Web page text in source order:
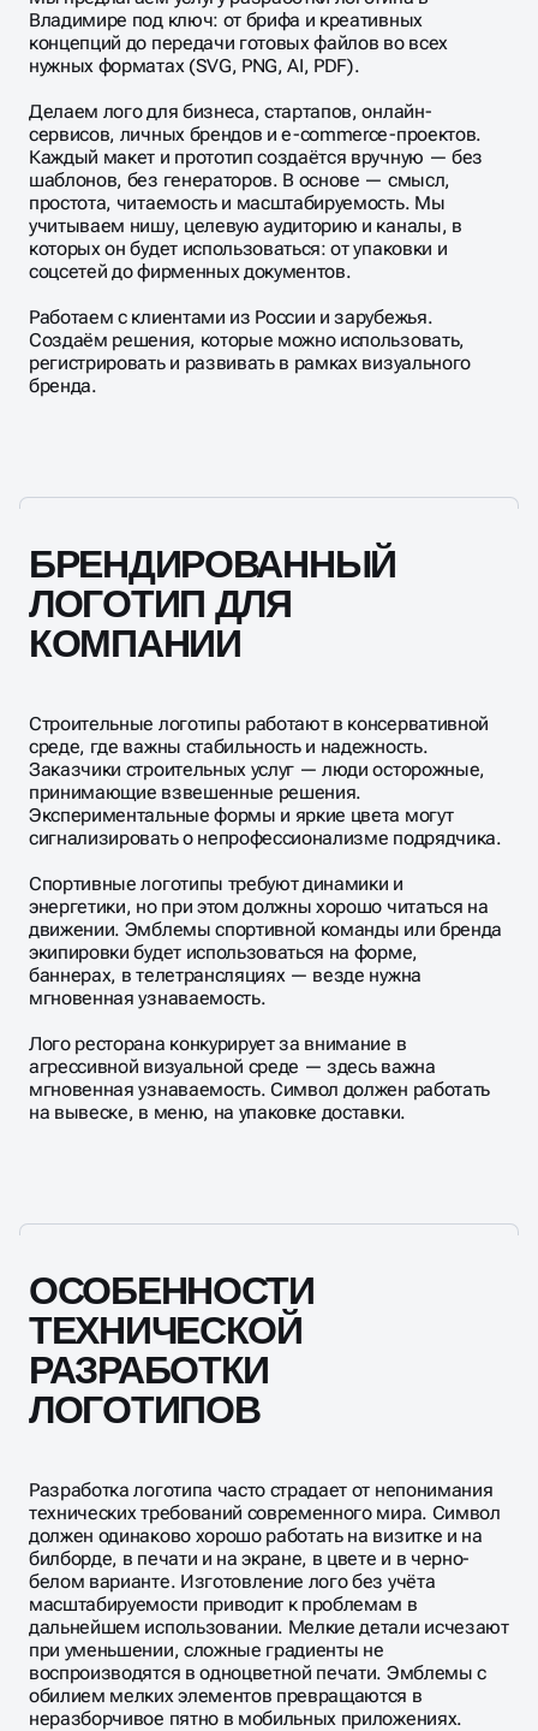
Владимире под ключ: от брифа и креативных
концепций до передачи готовых файлов во всех
нужных форматах (SVG, PNG, AI, PDF).
Делаем лого для бизнеса, стартапов, онлайн-
сервисов, личных брендов и e-commerce-проектов.
Каждый макет и прототип создаётся вручную — без
шаблонов, без генераторов. В основе — смысл,
простота, читаемость и масштабируемость. Мы
учитываем нишу, целевую аудиторию и каналы, в
которых он будет использоваться: от упаковки и
соцсетей до фирменных документов.
Работаем с клиентами из России и зарубежья.
Создаём решения, которые можно использовать,
регистрировать и развивать в рамках визуального
бренда.
БРЕНДИРОВАННЫЙ
ЛОГОТИП ДЛЯ
КОМПАНИИ
Строительные логотипы работают в консервативной
среде, где важны стабильность и надежность.
Заказчики строительных услуг — люди осторожные,
принимающие взвешенные решения.
Экспериментальные формы и яркие цвета могут
сигнализировать о непрофессионализме подрядчика.
Спортивные логотипы требуют динамики и
энергетики, но при этом должны хорошо читаться на
движении. Эмблемы спортивной команды или бренда
экипировки будет использоваться на форме,
баннерах, в телетрансляциях — везде нужна
мгновенная узнаваемость.
Лого ресторана конкурирует за внимание в
агрессивной визуальной среде — здесь важна
мгновенная узнаваемость. Символ должен работать
на вывеске, в меню, на упаковке доставки.
ОСОБЕННОСТИ
ТЕХНИЧЕСКОЙ
РАЗРАБОТКИ
ЛОГОТИПОВ
Разработка логотипа часто страдает от непонимания
технических требований современного мира. Символ
должен одинаково хорошо работать на визитке и на
билборде, в печати и на экране, в цвете и в черно-
белом варианте. Изготовление лого без учёта
масштабируемости приводит к проблемам в
дальнейшем использовании. Мелкие детали исчезают
при уменьшении, сложные градиенты не
воспроизводятся в одноцветной печати. Эмблемы с
обилием мелких элементов превращаются в
неразборчивое пятно в мобильных приложениях.